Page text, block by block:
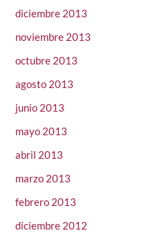
diciembre 2013
noviembre 2013
octubre 2013
agosto 2013
junio 2013
mayo 2013
abril 2013
marzo 2013
febrero 2013
diciembre 2012